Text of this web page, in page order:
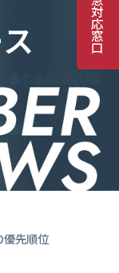
対
応
窓
口
ス
優先順位